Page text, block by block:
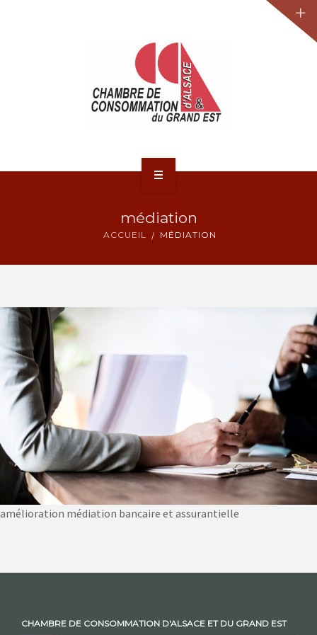
NOS ACTIONS
CONTACT
médiation
ACCUEIL MÉDIATION
amélioration médiation bancaire et assurantielle
CHAMBRE DE CONSOMMATION D'ALSACE ET DU GRAND EST